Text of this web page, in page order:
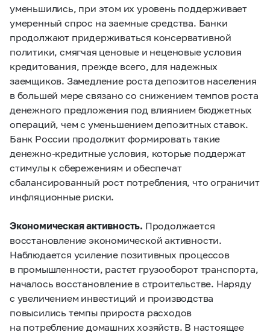
уменьшились, при этом их уровень поддерживает
умеренный спрос на заемные средства. Банки
продолжают придерживаться консервативной
политики, смягчая ценовые и неценовые условия
кредитования, прежде всего, для надежных
заемщиков. Замедление роста депозитов населения
в большей мере связано со снижением темпов роста
денежного предложения под влиянием бюджетных
операций, чем с уменьшением депозитных ставок.
Банк России продолжит формировать такие
денежно-кредитные условия, которые поддержат
стимулы к сбережениям и обеспечат
сбалансированный рост потребления, что ограничит
инфляционные риски.
Экономическая активность. Продолжается
восстановление экономической активности.
Наблюдается усиление позитивных процессов
в промышленности, растет грузооборот транспорта,
началось восстановление в строительстве. Наряду
с увеличением инвестиций и производства
повысились темпы прироста расходов
на потребление домашних хозяйств. В настоящее